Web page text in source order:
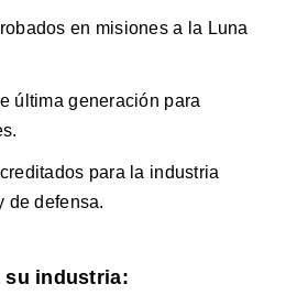
en misiones a la Luna
última generación para
para la industria
de defensa.
su industria: